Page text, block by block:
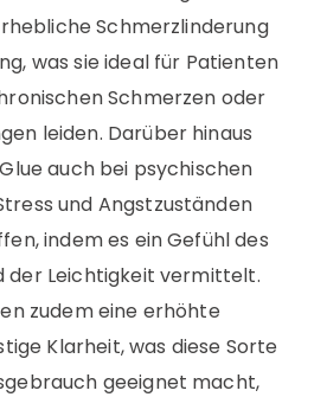
Schmerzlinderung
was sie ideal für Patienten
Schmerzen oder
leiden. Darüber hinaus
auch bei psychischen
und Angstzuständen
indem es ein Gefühl des
der Leichtigkeit vermittelt.
zudem eine erhöhte
Klarheit, was diese Sorte
geeignet macht,